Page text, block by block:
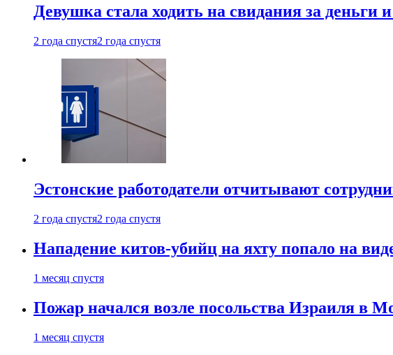
Девушка стала ходить на свидания за деньги
2 года спустя2 года спустя
Эстонские работодатели отчитывают
2 года спустя2 года спустя
Нападение китов-убийц на яхту попало на
1 месяц спустя
Пожар начался возле посольства Израиля в
1 месяц спустя